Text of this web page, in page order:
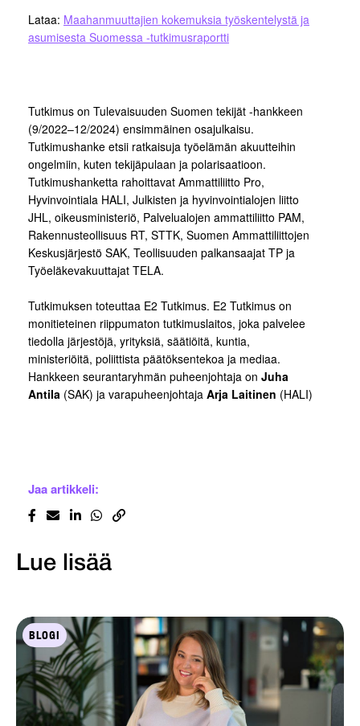
Lataa: Maahanmuuttajien kokemuksia työskentelystä ja
asumisesta Suomessa -tutkimusraportti
Tutkimus on Tulevaisuuden Suomen tekijät -hankkeen
(9/2022–12/2024) ensimmäinen osajulkaisu.
Tutkimushanke etsii ratkaisuja työelämän akuutteihin
ongelmiin, kuten tekijäpulaan ja polarisaatioon.
Tutkimushanketta rahoittavat Ammattiliitto Pro,
Hyvinvointiala HALI, Julkisten ja hyvinvointialojen liitto
JHL, oikeusministeriö, Palvelualojen ammattiliitto PAM,
Rakennusteollisuus RT, STTK, Suomen Ammattiliittojen
Keskusjärjestö SAK, Teollisuuden palkansaajat TP ja
Työeläkevakuuttajat TELA.
Tutkimuksen toteuttaa E2 Tutkimus. E2 Tutkimus on
monitieteinen riippumaton tutkimuslaitos, joka palvelee
tiedolla järjestöjä, yrityksiä, säätiöitä, kuntia,
ministeriöitä, poliittista päätöksentekoa ja mediaa.
Hankkeen seurantaryhmän puheenjohtaja on Juha
Antila (SAK) ja varapuheenjohtaja Arja Laitinen (HALI)
Jaa artikkeli:
Lue lisää
BLOGI